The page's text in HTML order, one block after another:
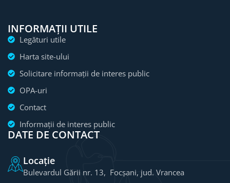
INFORMAȚII UTILE
Legături utile
Harta site-ului
Solicitare informații de interes public
OPA-uri
Contact
Informații de interes public
DATE DE CONTACT
Locație
Bulevardul Gării nr. 13, Focșani, jud. Vrancea